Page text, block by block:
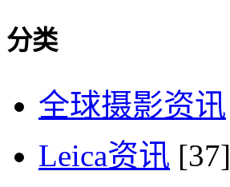
分类
全球摄影资讯
Leica资讯 [37]